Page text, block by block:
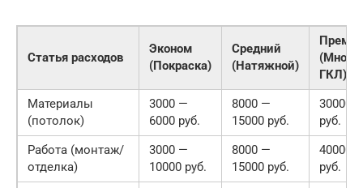
Статья расходов
Эконом
(Покраска)
Средний
(Натяжной)
ГКЛ)
Материалы
(потолок)
3000 —
6000 руб.
8000 —
15000 руб.
30000
руб.
Работа (монтаж/
отделка)
3000 —
10000 руб.
8000 —
15000 руб.
40000
руб.